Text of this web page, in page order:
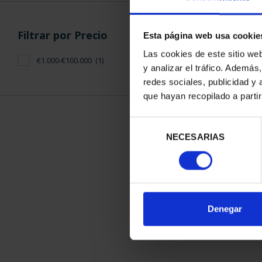
Esta página web usa
Las cookies de este sitio
y analizar el tráfico.
redes sociales, publicidad y
que hayan recopilado a
consentimiento
NECESARIAS
Denegar
Filtrar por Precio
€1.000-€100.000 (1)
Sólo para
ORDENAR POR: